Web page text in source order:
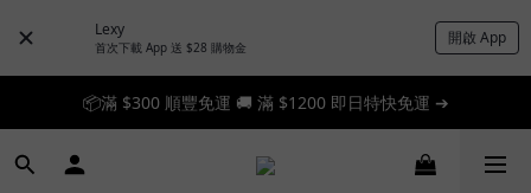
Lexy
首次下載 App 送 $28 購物金 開啟 App
📦滿 $300 順豐免運 🚚 滿 $1200 即日特快免運 ➔
📦滿 $300 順豐免運 🚚 滿 $1200 即日特快免運 ➔
🎉 新人首單享 88 折，快來領券加入！➔